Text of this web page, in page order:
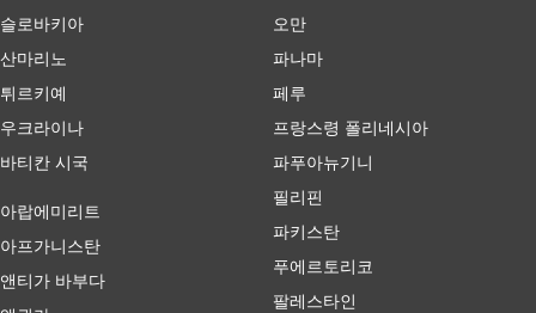
슬로바키아
산마리노
튀르키예
우크라이나
바티칸 시국
아랍에미리트
아프가니스탄
앤티가 바부다
오만
파나마
페루
프랑스령 폴리네시아
파푸아뉴기니
필리핀
파키스탄
푸에르토리코
팔레스타인